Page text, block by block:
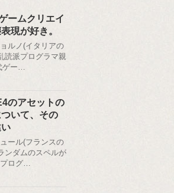
ームクリエイ
現が好き。
ルノ(イタリアの
読派プログラマ親
ゲー…
のアセットの
いて、その
ール(フランスの
ンダムのスペルが
ログ…